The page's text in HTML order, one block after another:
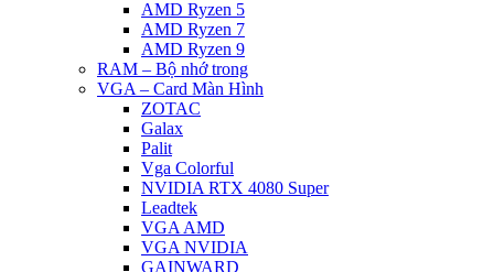
AMD Ryzen 5
AMD Ryzen 7
AMD Ryzen 9
RAM – Bộ nhớ trong
VGA – Card Màn Hình
ZOTAC
Galax
Palit
Vga Colorful
NVIDIA RTX 4080 Super
Leadtek
VGA AMD
VGA NVIDIA
GAINWARD